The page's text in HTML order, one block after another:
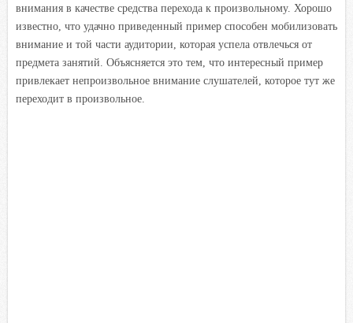
внимания в качестве средства перехода к произвольному. Хорошо
известно, что удачно приведенный пример способен мобилизовать
внимание и той части аудитории, которая успела отвлечься от
предмета занятий. Объясняется это тем, что интересный пример
привлекает непроизвольное внимание слушателей, которое тут же
переходит в произвольное.